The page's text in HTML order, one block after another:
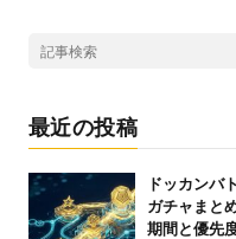
最近の投稿
ドッカンバ
ガチャまと
期間と優先